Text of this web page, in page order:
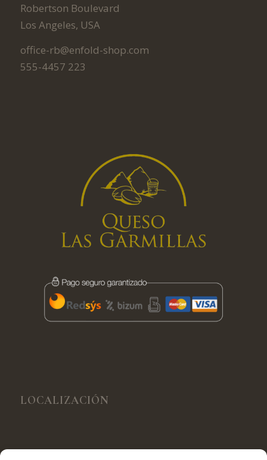
Robertson Boulevard
Los Angeles, USA
office-rb@enfold-shop.com
555-4457 223
LOCALIZACIÓN